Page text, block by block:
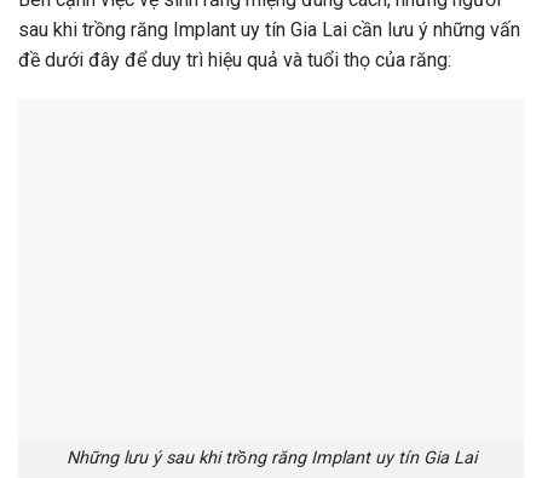
sau khi trồng răng Implant uy tín Gia Lai cần lưu ý những vấn
đề dưới đây để duy trì hiệu quả và tuổi thọ của răng:
Những lưu ý sau khi trồng răng Implant uy tín Gia Lai